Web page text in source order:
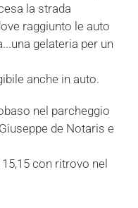
la strada
raggiunto le auto
gelateria per un
anche in auto.
nel parcheggio
de Notaris e
con ritrovo nel